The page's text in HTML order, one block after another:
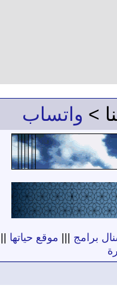
> واتساب
برامج موقع حياتها